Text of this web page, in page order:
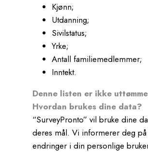
Kjønn;
Utdanning;
Sivilstatus;
Yrke;
Antall familiemedlemmer;
Inntekt.
Denne listen er ikke
Hvordan brukes dine data?
“SurveyPronto” vil bruke dine
deres mål. Vi informerer deg på
endringer i din personlige